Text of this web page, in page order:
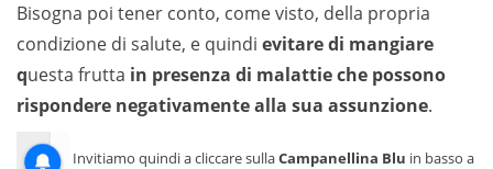
Bisogna poi tener conto, come visto, della propria
condizione di salute, e quindi evitare di mangiare
questa frutta in presenza di malattie che possono
rispondere negativamente alla sua assunzione.
Invitiamo quindi a cliccare sullaCampanellina Blu in basso a